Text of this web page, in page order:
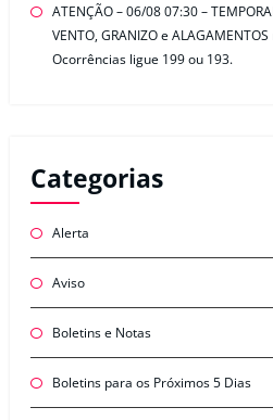
ATENÇÃO – 06/08 07:30 –
VENTO, GRANIZO e
Ocorrências ligue 199 ou 193.
Categorias
Alerta
Aviso
Boletins e Notas
Boletins para os Próximos 5 Dias